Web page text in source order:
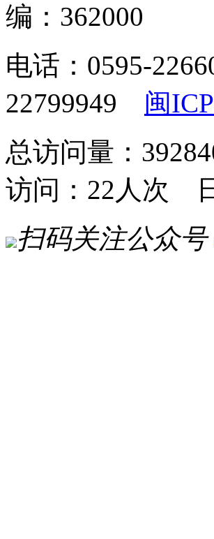
编：362000
电话：0595-
22799949 闽
总访问量：
访问：22人次
扫码关注公众号